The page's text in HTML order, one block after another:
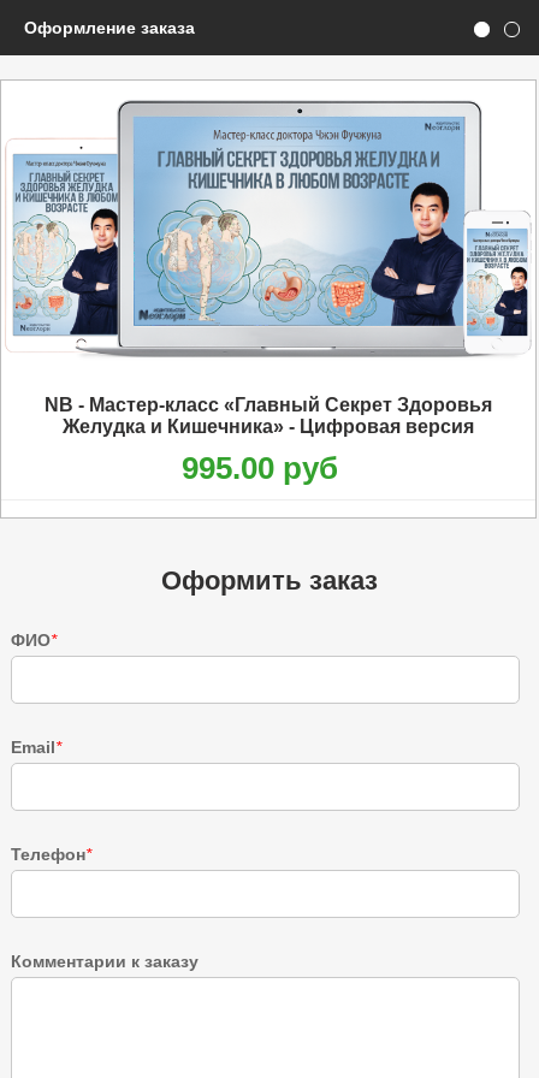
Оформление заказа
Оформить заказ
ФИО*
Email*
Телефон*
Комментарии к заказу
NB - Мастер-класс «Главный Секрет Здоровья
Желудка и Кишечника» - Цифровая версия
995.00 руб